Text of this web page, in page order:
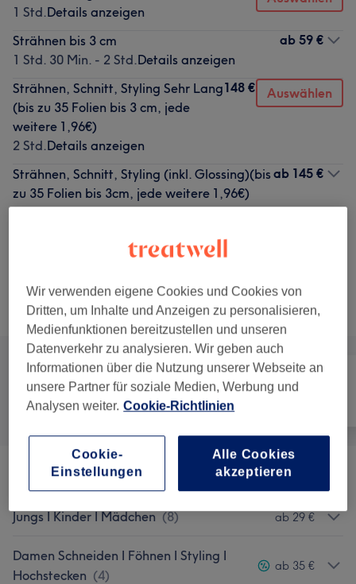
1 Std.Details anzeigen
Strähnen bis 3 cm
1 Std. 30 Min. - 2 Std.Details anzeigen
ab 59 €
Strähnen, Schnitt, Styling Sehr Lang
(bis zu 35 Folien bis 3 cm, jede
weitere 1,96€)
2 Std.Details anzeigen
148 € Auswählen
Strähnen, Schnitt, Styling (inkl. Glossing)(bis
zu 35 Folien bis 3cm, jede weitere 1,96€)
2 Std. 15 Min. - 3 Std.Details anzeigen
ab 145 €
1 weitere passende Services anzeigen...
Nicht gefunden wonach du gesucht hast?
Alle Services
Alle Friseur
Herren (14) ab 20 €
Jungs I Kinder I Mädchen (8) ab 29 €
Damen Schneiden I Föhnen I Styling I
Hochstecken (4)
ab 35 €
Wir verwenden eigene Cookies und Cookies von
Dritten, um Inhalte und Anzeigen zu personalisieren,
Medienfunktionen bereitzustellen und unseren
Datenverkehr zu analysieren. Wir geben auch
Informationen über die Nutzung unserer Webseite an
unsere Partner für soziale Medien, Werbung und
Analysen weiter. Cookie-Richtlinien
Cookie-
Einstellungen
Alle Cookies
akzeptieren